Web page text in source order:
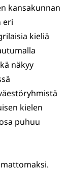
kansakunnan
eri
kieliä
näkyy
kielen
puhuu